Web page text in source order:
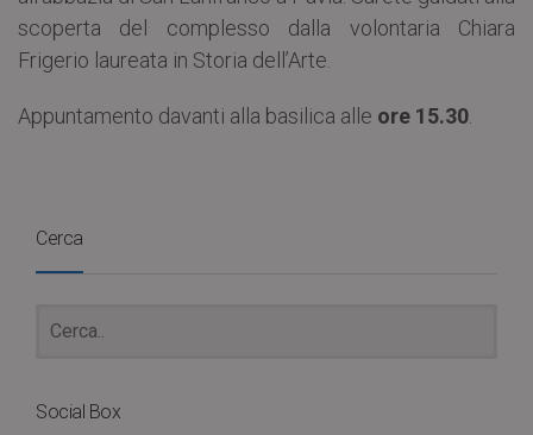
scoperta del complesso dalla volontaria Chiara
Frigerio laureata in Storia dell’Arte.
Appuntamento davanti alla basilica alle ore 15.30
Cerca
Social Box